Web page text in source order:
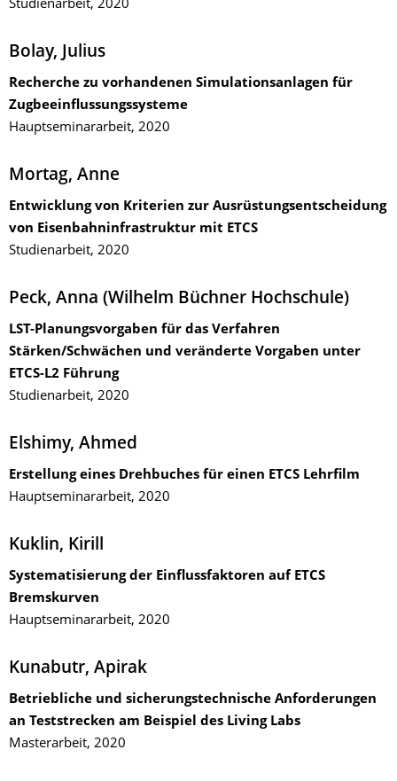
Studienarbeit, 2020
Bolay, Julius
Recherche zu vorhandenen Simulationsanlagen für
Zugbeeinflussungssysteme
Hauptseminararbeit, 2020
Mortag, Anne
Entwicklung von Kriterien zur Ausrüstungsentscheidung
von Eisenbahninfrastruktur mit ETCS
Studienarbeit, 2020
Peck, Anna (Wilhelm Büchner Hochschule)
LST-Planungsvorgaben für das Verfahren
Stärken/Schwächen und veränderte Vorgaben unter
ETCS-L2 Führung
Studienarbeit, 2020
Elshimy, Ahmed
Erstellung eines Drehbuches für einen ETCS Lehrfilm
Hauptseminararbeit, 2020
Kuklin, Kirill
Systematisierung der Einflussfaktoren auf ETCS
Bremskurven
Hauptseminararbeit, 2020
Kunabutr, Apirak
Betriebliche und sicherungstechnische Anforderungen
an Teststrecken am Beispiel des Living Labs
Masterarbeit, 2020